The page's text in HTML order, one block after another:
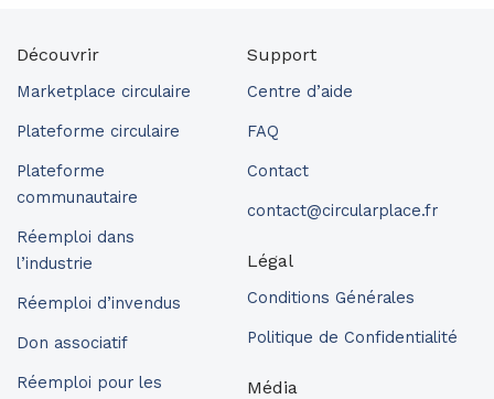
Découvrir
Marketplace circulaire
Plateforme circulaire
Plateforme
communautaire
Réemploi dans
l’industrie
Réemploi d’invendus
Don associatif
Réemploi pour les
Support
Centre d’aide
FAQ
Contact
contact@circularplace.fr
Légal
Conditions Générales
Politique de Confidentialité
Média